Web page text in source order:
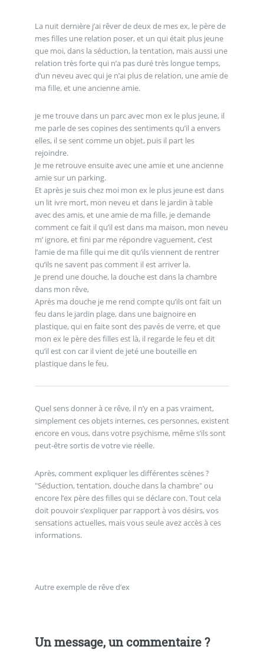
La nuit dernière j’ai rêver de deux de mes ex, le père de
mes filles une relation poser, et un qui était plus jeune
que moi, dans la séduction, la tentation, mais aussi une
relation très forte qui n’a pas duré très longue temps,
d’un neveu avec qui je n’ai plus de relation, une amie de
ma fille, et une ancienne amie.
je me trouve dans un parc avec mon ex le plus jeune, il
me parle de ses copines des sentiments qu’il a envers
elles, il se sent comme un objet, puis il part les
rejoindre.
Je me retrouve ensuite avec une amie et une ancienne
amie sur un parking.
Et après je suis chez moi mon ex le plus jeune est dans
un lit ivre mort, mon neveu et dans le jardin à table
avec des amis, et une amie de ma fille, je demande
comment ce fait il qu’il est dans ma maison, mon neveu
m’ ignore, et fini par me répondre vaguement, c’est
l’amie de ma fille qui me dit qu’ils viennent de rentrer
qu’ils ne savent pas comment il est arriver la.
Je prend une douche, la douche est dans la chambre
dans mon rêve,
Après ma douche je me rend compte qu’ils ont fait un
feu dans le jardin plage, dans une baignoire en
plastique, qui en faite sont des pavés de verre, et que
mon ex le père des filles est là, il regarde le feu et dit
qu’il est con car il vient de jeté une bouteille en
plastique dans le feu.
Quel sens donner à ce rêve, il n’y en a pas vraiment,
simplement ces objets internes, ces personnes, existent
encore en vous, dans votre psychisme, même s’ils sont
peut-être sortis de votre vie réelle.
Après, comment expliquer les différentes scènes ?
"Séduction, tentation, douche dans la chambre" ou
encore l’ex père des filles qui se déclare con. Tout cela
doit pouvoir s’expliquer par rapport à vos désirs, vos
sensations actuelles, mais vous seule avez accès à ces
informations.
Autre exemple de rêve d’ex
Un message, un commentaire ?